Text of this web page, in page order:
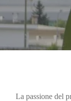
La passione del